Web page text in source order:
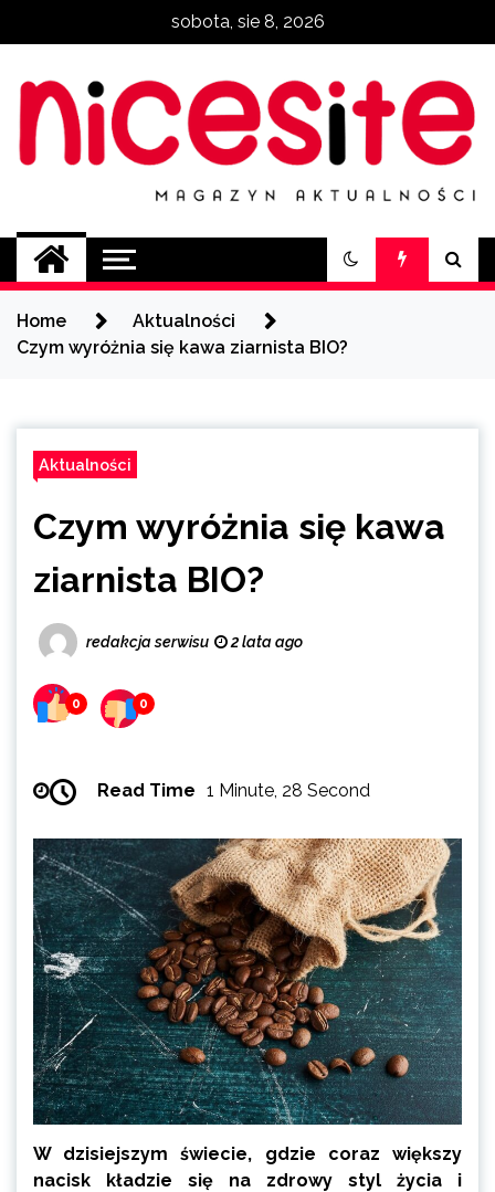
sobota, sie 8, 2026
NiceSite.com.pl
magazyn aktualności
Home
Aktualności
Czym wyróżnia się kawa ziarnista BIO?
Aktualności
Czym wyróżnia się kawa
ziarnista BIO?
redakcja serwisu 2 lata ago
0 0
Read Time 1 Minute, 28 Second
W dzisiejszym świecie, gdzie coraz większy
nacisk kładzie się na zdrowy styl życia i